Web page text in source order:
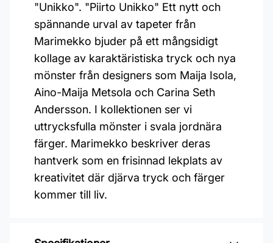
"Unikko". "Piirto Unikko" Ett nytt och
spännande urval av tapeter från
Marimekko bjuder på ett mångsidigt
kollage av karaktäristiska tryck och nya
mönster från designers som Maija Isola,
Aino-Maija Metsola och Carina Seth
Andersson. I kollektionen ser vi
uttrycksfulla mönster i svala jordnära
färger. Marimekko beskriver deras
hantverk som en frisinnad lekplats av
kreativitet där djärva tryck och färger
kommer till liv.